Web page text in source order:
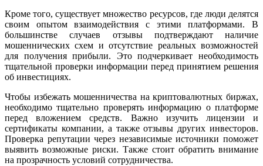
Кроме того, существует множество ресурсов, где люди делятся
своим опытом взаимодействия с этими платформами. В
большинстве случаев отзывы подтверждают наличие
мошеннических схем и отсутствие реальных возможностей
для получения прибыли. Это подчеркивает необходимость
тщательной проверки информации перед принятием решения
об инвестициях.
Чтобы избежать мошенничества на криптовалютных биржах,
необходимо тщательно проверять информацию о платформе
перед вложением средств. Важно изучить лицензии и
сертификаты компании, а также отзывы других инвесторов.
Проверка репутации через независимые источники поможет
выявить возможные риски. Также стоит обратить внимание
на прозрачность условий сотрудничества.